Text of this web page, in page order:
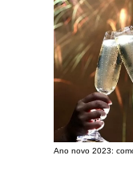
Ano novo 2023: